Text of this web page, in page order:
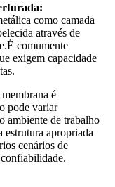
como camada
através de
comumente
exigem capacidade
é
pode variar
ambiente de trabalho
estrutura apropriada
cenários de